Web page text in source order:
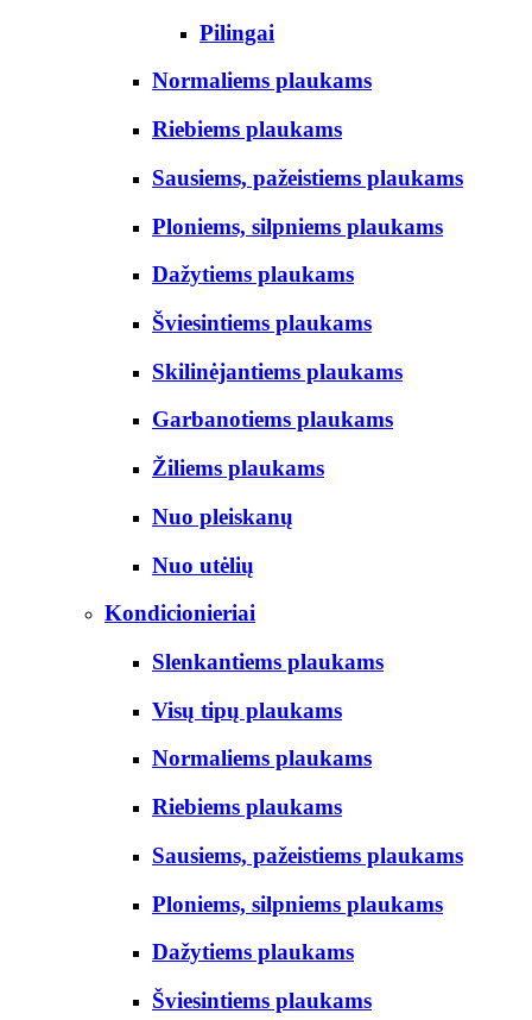
Pilingai
Normaliems plaukams
Riebiems plaukams
Sausiems, pažeistiems plaukams
Ploniems, silpniems plaukams
Dažytiems plaukams
Šviesintiems plaukams
Skilinėjantiems plaukams
Garbanotiems plaukams
Žiliems plaukams
Nuo pleiskanų
Nuo utėlių
Kondicionieriai
Slenkantiems plaukams
Visų tipų plaukams
Normaliems plaukams
Riebiems plaukams
Sausiems, pažeistiems plaukams
Ploniems, silpniems plaukams
Dažytiems plaukams
Šviesintiems plaukams